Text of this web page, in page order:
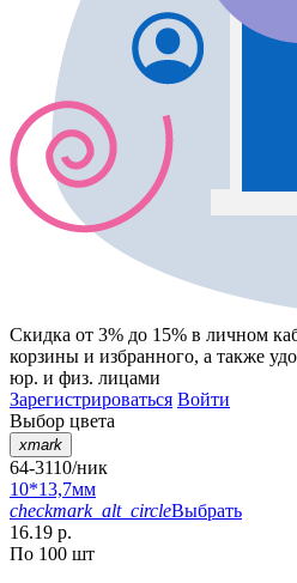
Скидка от 3% до 15% в личном
корзины и избранного, а также
юр. и физ. лицами
Зарегистрироваться Войти
Выбор цвета
xmark
64-3110/ник
10*13,7мм
checkmark_alt_circleВыбрать
16.19 р.
По 100 шт